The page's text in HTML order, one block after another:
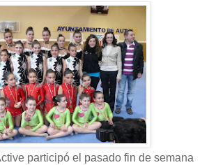
participó el pasado fin de semana